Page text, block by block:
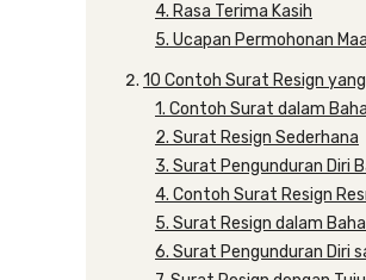
4. Rasa Terima Kasih
5. Ucapan Permohonan
10 Contoh Surat Resign
1. Contoh Surat dalam
2. Surat Resign Sederhana
3. Surat Pengunduran Diri
4. Contoh Surat Resign
5. Surat Resign dalam
6. Surat Pengunduran Diri